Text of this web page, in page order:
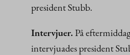
president Stubb.
Intervjuer.På
intervjuades president